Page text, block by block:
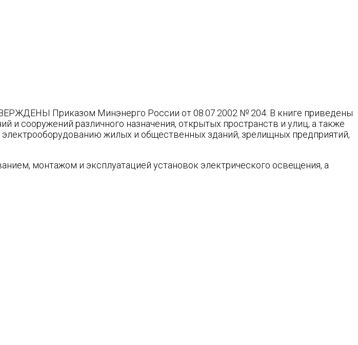
Приказом Минэнерго России от 08.07.2002 № 204. В книге приведены
и сооружений различного назначения, открытых пространств и улиц, а также
жилых и общественных зданий, зрелищных предприятий,
монтажом и эксплуатацией установок электрического освещения, а